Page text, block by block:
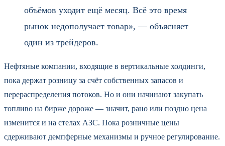
объёмов уходит ещё месяц. Всё это время
рынок недополучает товар», — объясняет
один из трейдеров.
Нефтяные компании, входящие в вертикальные холдинги,
пока держат розницу за счёт собственных запасов и
перераспределения потоков. Но и они начинают закупать
топливо на бирже дороже — значит, рано или поздно цена
изменится и на стелах АЗС. Пока розничные цены
сдерживают демпферные механизмы и ручное регулирование.